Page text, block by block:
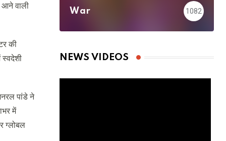
आने वाली
की
स्वदेशी
पांडे ने
में
ग्लोबल
War 1082
NEWS VIDEOS